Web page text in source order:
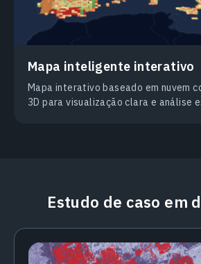
Mapa inteligente interativo
Mapa interativo baseado em nuvem
3D para visualização clara e análise
Estudo de caso em